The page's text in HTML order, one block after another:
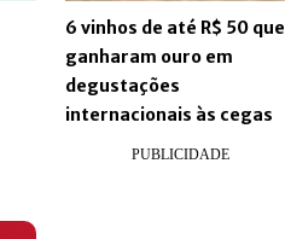
6 vinhos de até R$ 50 que
ganharam ouro em
degustações
internacionais às cegas